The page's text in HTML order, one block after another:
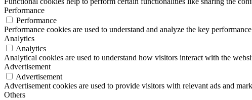
Performance
Performance
Performance cookies are used to understand and analyze the key
Analytics
Analytics
Analytical cookies are used to understand how visitors interact with the
Advertisement
Advertisement
Advertisement cookies are used to provide visitors with relevant ads and
Others